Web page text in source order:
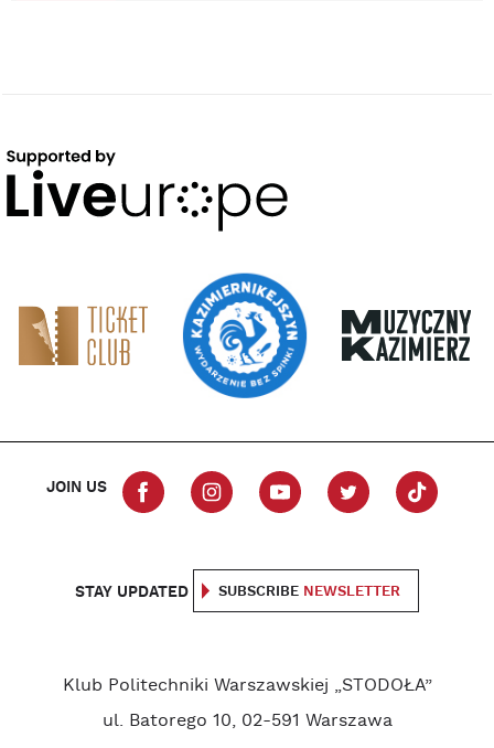
JOIN US
STAY UPDATED SUBSCRIBE NEWSLETTER
Klub Politechniki Warszawskiej „STODOŁA”
ul. Batorego 10, 02-591 Warszawa